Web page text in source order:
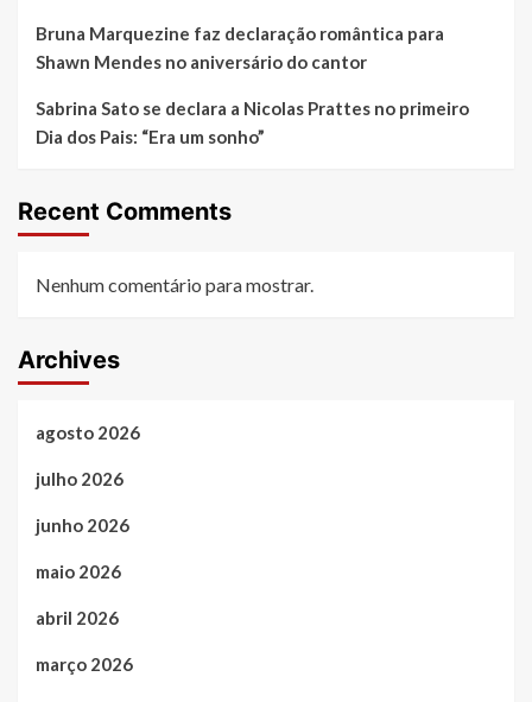
Bruna Marquezine faz declaração romântica para
Shawn Mendes no aniversário do cantor
Sabrina Sato se declara a Nicolas Prattes no primeiro
Dia dos Pais: “Era um sonho”
Recent Comments
Nenhum comentário para mostrar.
Archives
agosto 2026
julho 2026
junho 2026
maio 2026
abril 2026
março 2026